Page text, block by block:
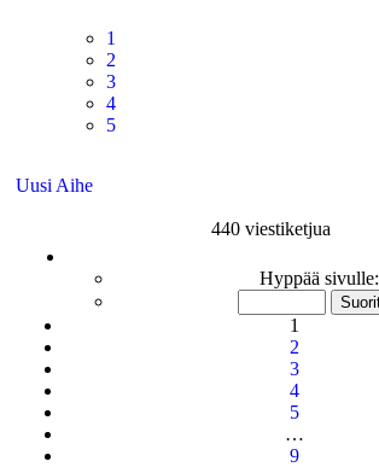
1
2
3
4
5
Uusi Aihe
440 viestiketjua
1/9
Hyppää sivulle:
1
2
3
4
5
…
9